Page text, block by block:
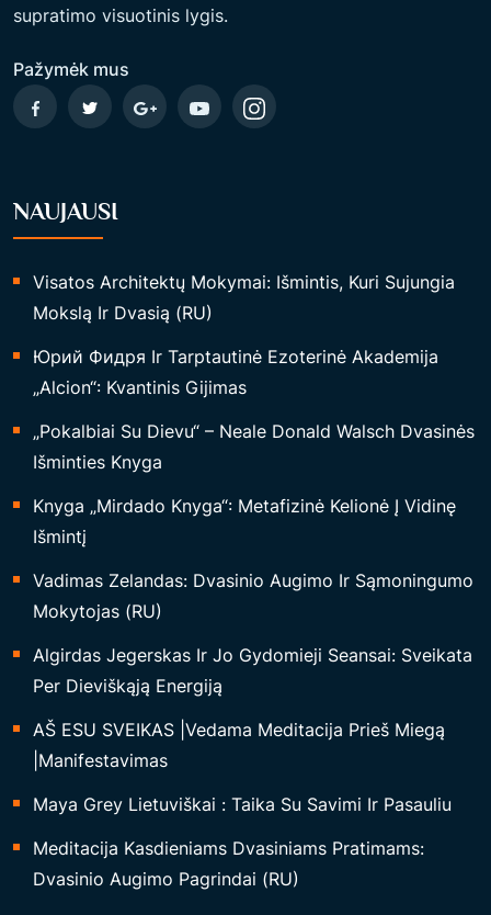
A
Ž
Ą
L
N
Ę
I
N
U
O
M
supratimo visuotinis lygis.
Pažymėk mus
NAUJAUSI
Visatos Architektų Mokymai: Išmintis, Kuri Sujungia
Mokslą Ir Dvasią (RU)
Юрий Фидря Ir Tarptautinė Ezoterinė Akademija
„Alcion“: Kvantinis Gijimas
„Pokalbiai Su Dievu“ – Neale Donald Walsch Dvasinės
Išminties Knyga
Knyga „Mirdado Knyga“: Metafizinė Kelionė Į Vidinę
Išmintį
Vadimas Zelandas: Dvasinio Augimo Ir Sąmoningumo
Mokytojas (RU)
Algirdas Jegerskas Ir Jo Gydomieji Seansai: Sveikata
Per Dieviškąją Energiją
AŠ ESU SVEIKAS |Vedama Meditacija Prieš Miegą
|Manifestavimas
Maya Grey Lietuviškai : Taika Su Savimi Ir Pasauliu
Meditacija Kasdieniams Dvasiniams Pratimams:
Dvasinio Augimo Pagrindai (RU)